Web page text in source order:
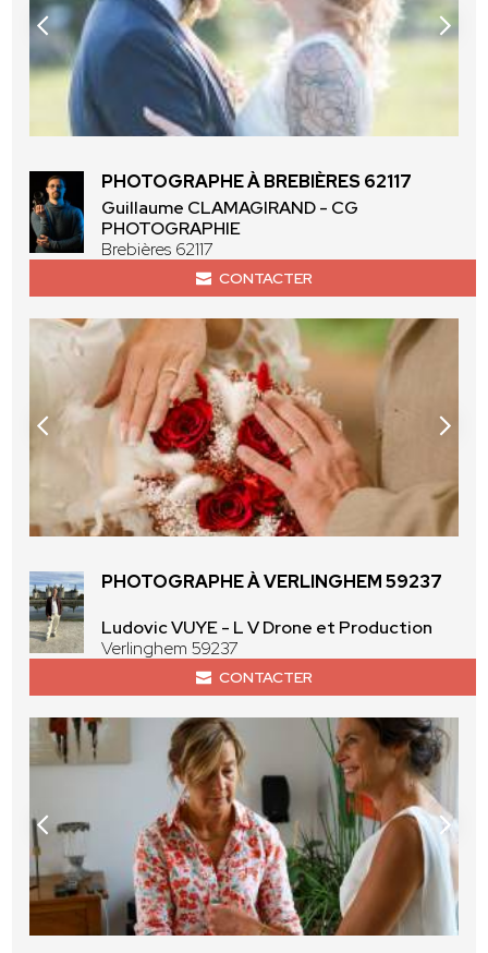
PHOTOGRAPHE À BREBIÈRES 62117
Guillaume CLAMAGIRAND - CG
PHOTOGRAPHIE
Brebières 62117
CONTACTER
PHOTOGRAPHE À VERLINGHEM 59237
Ludovic VUYE - L V Drone et Production
Verlinghem 59237
CONTACTER